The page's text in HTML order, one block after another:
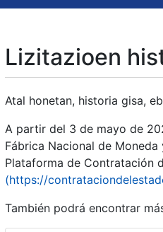
Erakutsi/Ezkutatu
Erakutsi/Ezkutatu
Erakutsi/Ezkutatu
Erakutsi/Ezkutatu
Lizitazioen
Atal honetan, historia gisa,
A partir del 3 de mayo de
Fábrica Nacional de
Plataforma de Contratación
(https://
También podrá encontrar